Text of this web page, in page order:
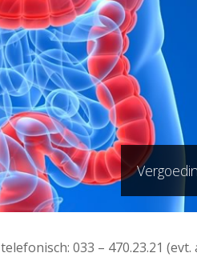
033 – 470.23.21